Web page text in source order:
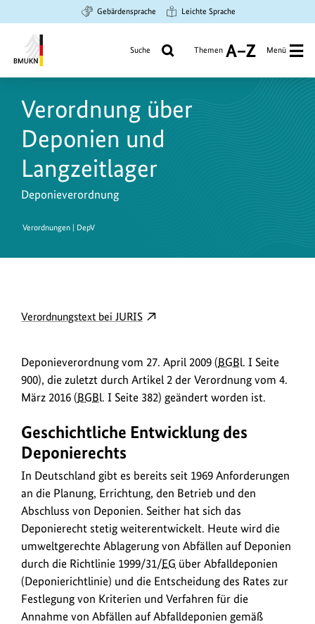
Hauptinhalt
springen
Suche
springen
Hauptnavigation
springen
Gebärdensprache Leichte Sprache
Umwelt,
Naturschutz
und
nukleare
Sicherheit
Suche Themen
A
Z
Menü
Verordnung über
Deponien und
Langzeitlager
Deponieverordnung
Verordnungen | DepV
D
w
n
l
a
d
s
/
L
i
n
k
s
Verordnungstext bei JURISexterner
in
neuem
Fenster:
bei
Deponieverordnung vom 27. April 2009 (BGBl. I Seite
900), die zuletzt durch Artikel 2 der Verordnung vom 4.
März 2016 (BGBl. I Seite 382) geändert worden ist.
Geschichtliche Entwicklung des
Deponierechts
In Deutschland gibt es bereits seit 1969 Anforderungen
an die Planung, Errichtung, den Betrieb und den
Abschluss von Deponien. Seither hat sich das
Deponierecht stetig weiterentwickelt. Heute wird die
umweltgerechte Ablagerung von Abfällen auf Deponien
durch die Richtlinie 1999/31/EG über Abfalldeponien
(Deponierichtlinie) und die Entscheidung des Rates zur
Festlegung von Kriterien und Verfahren für die
Annahme von Abfällen auf Abfalldeponien gemäß